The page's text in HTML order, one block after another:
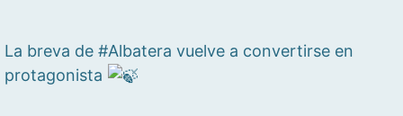
La breva de #Albatera vuelve a convertirse en
protagonista